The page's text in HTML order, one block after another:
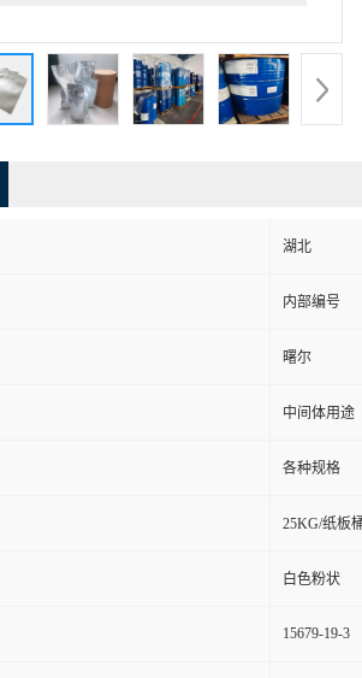
湖北
内部编号
曙尔
中间体用途
各种规格
25KG/纸板
白色粉状
15679-19-3